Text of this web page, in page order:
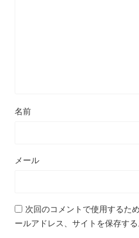
名前
メール
次回のコメントで使用するた
ールアドレス、サイトを保存する